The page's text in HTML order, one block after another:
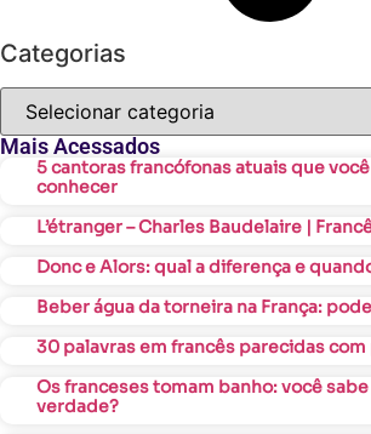
Categorias
Mais Acessados
5 cantoras francófonas atuais que
conhecer
L’étranger – Charles Baudelaire |
Donc e Alors: qual a diferença e
Beber água da torneira na França:
30 palavras em francês parecidas
Os franceses tomam banho: você
verdade?